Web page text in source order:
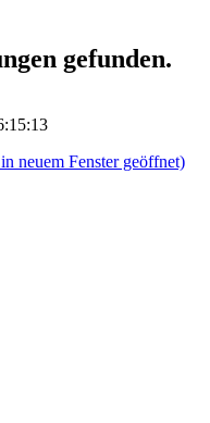
gefunden.
neuem Fenster geöffnet)